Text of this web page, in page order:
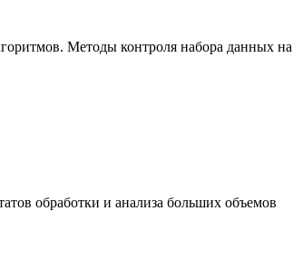
Методы контроля набора данных на
обработки и анализа больших объемов